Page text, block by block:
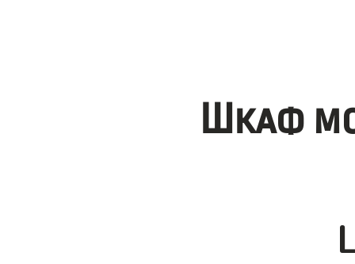
Шкаф